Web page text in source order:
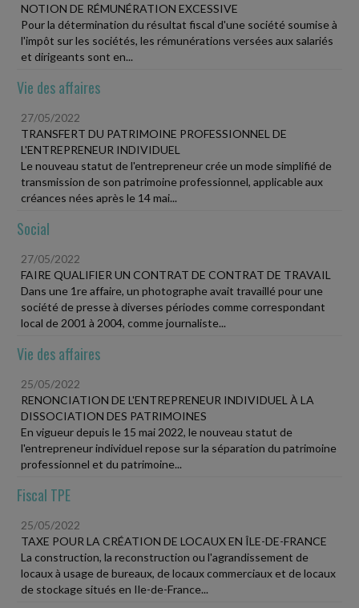
NOTION DE RÉMUNÉRATION EXCESSIVE
Pour la détermination du résultat fiscal d'une société soumise à
l'impôt sur les sociétés, les rémunérations versées aux salariés
et dirigeants sont en...
Vie des affaires
27/05/2022
TRANSFERT DU PATRIMOINE PROFESSIONNEL DE
L'ENTREPRENEUR INDIVIDUEL
Le nouveau statut de l'entrepreneur crée un mode simplifié de
transmission de son patrimoine professionnel, applicable aux
créances nées après le 14 mai...
Social
27/05/2022
FAIRE QUALIFIER UN CONTRAT DE CONTRAT DE TRAVAIL
Dans une 1re affaire, un photographe avait travaillé pour une
société de presse à diverses périodes comme correspondant
local de 2001 à 2004, comme journaliste...
Vie des affaires
25/05/2022
RENONCIATION DE L'ENTREPRENEUR INDIVIDUEL À LA
DISSOCIATION DES PATRIMOINES
En vigueur depuis le 15 mai 2022, le nouveau statut de
l'entrepreneur individuel repose sur la séparation du patrimoine
professionnel et du patrimoine...
Fiscal TPE
25/05/2022
TAXE POUR LA CRÉATION DE LOCAUX EN ÎLE-DE-FRANCE
La construction, la reconstruction ou l'agrandissement de
locaux à usage de bureaux, de locaux commerciaux et de locaux
de stockage situés en Ile-de-France...